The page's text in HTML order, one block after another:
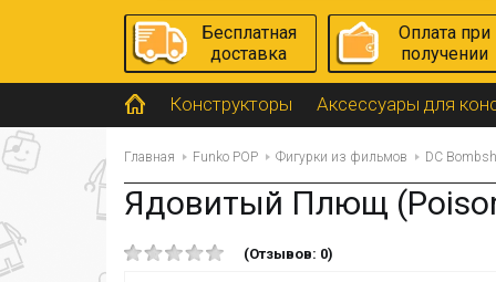
Бесплатная
доставка
Оплата при
получении
Конструкторы Аксессуары для
Главная Funko POP Фигурки из фильмов DC
Ядовитый Плющ
(Отзывов: 0)